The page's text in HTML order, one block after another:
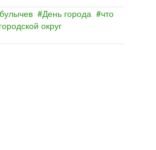
День города
что
округ